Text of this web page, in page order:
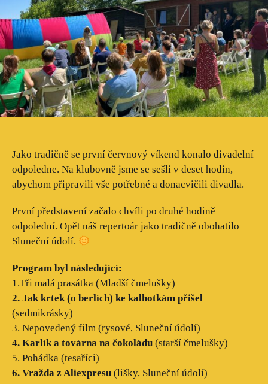
Jako tradičně se první červnový víkend konalo divadelní
odpoledne. Na klubovně jsme se sešli v deset hodin,
abychom připravili vše potřebné a donacvičili divadla.
První představení začalo chvíli po druhé hodině
odpolední. Opět náš repertoár jako tradičně obohatilo
Sluneční údolí.
Program byl následující:
1.Tři malá prasátka (Mladší čmelušky)
2. Jak krtek (o berlích) ke kalhotkám přišel
(sedmikrásky)
3. Nepovedený film (rysové, Sluneční údolí)
4. Karlík a továrna na čokoládu (starší čmelušky)
5. Pohádka (tesaříci)
6. Vražda z Aliexpresu (lišky, Sluneční údolí)